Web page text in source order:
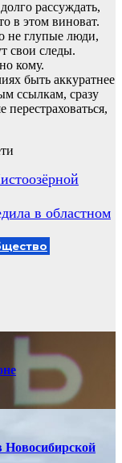
рассуждать,
в этом виноват.
не глупые люди,
свои следы.
кому.
быть аккуратнее
ссылкам, сразу
в областном
Новосибирской